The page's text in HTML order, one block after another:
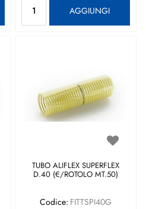
AGGIUNGI
TUBO ALIFLEX SUPERFLEX
D.40 (€/ROTOLO MT.50)
Codice: FITTSPI40G